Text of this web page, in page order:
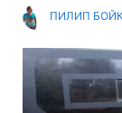
ПИЛИП